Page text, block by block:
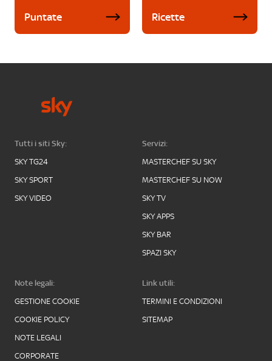
Puntate Ricette
Tutti i siti Sky:
SKY TG24
SKY SPORT
SKY VIDEO
Servizi:
MASTERCHEF SU SKY
MASTERCHEF SU NOW
SKY TV
SKY APPS
SKY BAR
SPAZI SKY
Note legali:
GESTIONE COOKIE
COOKIE POLICY
NOTE LEGALI
CORPORATE
Link utili:
TERMINI E CONDIZIONI
SITEMAP